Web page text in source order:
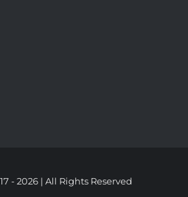
-2026 | All Rights Reserved